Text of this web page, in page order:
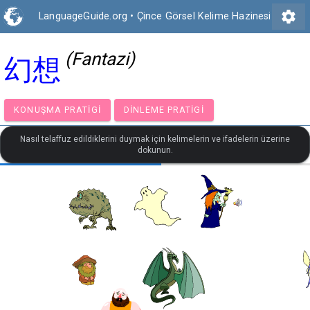
LanguageGuide.org • Çince Görsel Kelime Hazinesi settings
幻想 (Fantazi)
KONUŞMA PRATIGI DINLEME PRATIGI
Nasıl telaffuz edildiklerini duymak için kelimelerin ve ifadelerin üzerine
dokunun.